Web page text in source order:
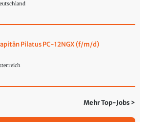
Pilatus PC-12NGX (f/m/d)
Mehr Top-Jobs >